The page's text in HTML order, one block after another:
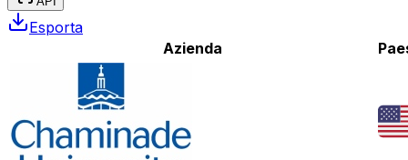
Esporta
Azienda